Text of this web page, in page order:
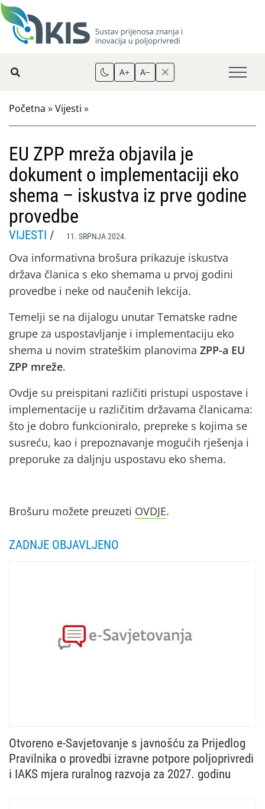
A+ A−
Početna »Vijesti »
EU ZPP mreža objavila je
dokument o implementaciji eko
shema – iskustva iz prve godine
provedbe
VIJESTI / 11. SRPNJA 2024.
Ova informativna brošura prikazuje iskustva
država članica s eko shemama u prvoj godini
provedbe i neke od naučenih lekcija.
Temelji se na dijalogu unutar Tematske radne
grupe za uspostavljanje i implementaciju eko
shema u novim strateškim planovima ZPP-a EU
ZPP mreže.
Ovdje su preispitani različiti pristupi uspostave i
implementacije u različitim državama članicama:
što je dobro funkcioniralo, prepreke s kojima se
susreću, kao i prepoznavanje mogućih rješenja i
preporuke za daljnju uspostavu eko shema.
Brošuru možete preuzeti OVDJE.
ZADNJE OBJAVLJENO
Otvoreno e-Savjetovanje s javnošću za Prijedlog
Pravilnika o provedbi izravne potpore poljoprivredi
i IAKS mjera ruralnog razvoja za 2027. godinu